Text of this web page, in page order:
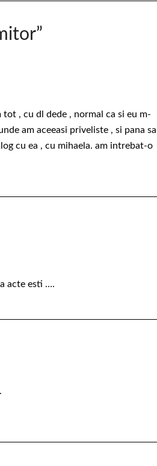
”
, cu dl dede , normal ca si eu m-
am aceeasi priveliste , si pana sa
cu ea , cu mihaela. am intrebat-o
acte esti ….